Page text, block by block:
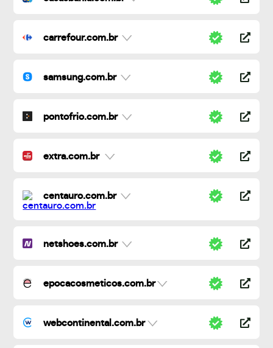
carrefour.com.br
samsung.com.br
pontofrio.com.br
extra.com.br
centauro.com.br
netshoes.com.br
epocacosmeticos.com.br
webcontinental.com.br